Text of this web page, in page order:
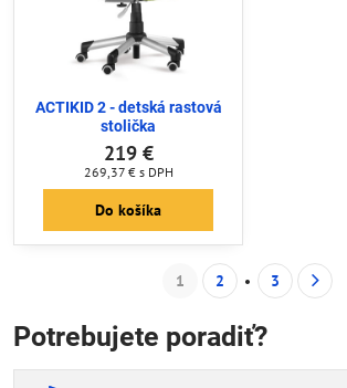
ACTIKID 2 - detská rastová
stolička
219 €
269,37 € s DPH
Do košíka
1 2 3
Potrebujete poradiť?